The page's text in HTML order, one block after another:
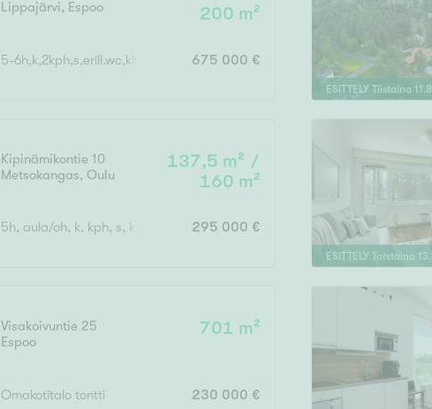
Lippajärvi, Espoo
200 m²
5-6h,k,2kph,s,erill.wc,khh,parveke,terassi+varasto 35m2
675 000 €
ESITTELY Tiistaina 11 .8
Kipinämikontie 10
Metsokangas, Oulu
137,5 m² /
160 m²
5h, aula/oh, k, kph, s, khh, 2x wc, ter., parv., vh, var, ak
295 000 €
ESITTELY Torstaina 13.
Visakoivuntie 25
Espoo
701 m²
Omakotitalo tontti 230 000 €